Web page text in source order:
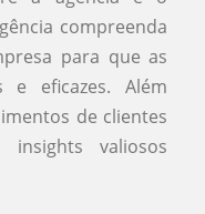
compreenda
para que as
e eficazes. Além
de clientes
valiosos